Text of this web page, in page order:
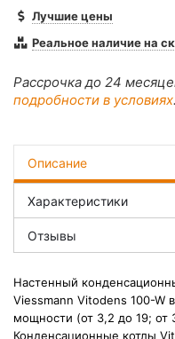
Лучшие цены
Реальное наличие на
Рассрочка до 24
подробности в условиях.
Описание
Характеристики
Отзывы
Настенный
Viessmann Vitodens 100-W
мощности (от 3,2 до 19; от
Конденсационные котлы